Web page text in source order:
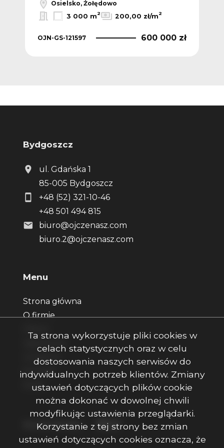
Osielsko, Żołędowo
3 000 m2 200,00 zł/m2
OJN-GS-121597 600 000 zł
Bydgoszcz
ul. Gdańska 1
85-005 Bydgoszcz
+48 (52) 321-10-46
+48 501 494 815
biuro@ojczenasz.com
biuro.2@ojczenasz.com
Menu
Strona główna
O firmie
Zgłoszenia
Ulubione
Kontakt
Rodo
Social Media Facebook
Facebook
Facebook
Ta strona wykorzystuje pliki cookies w
celach statystycznych oraz w celu
dostosowania naszych serwisów do
indywidualnych potrzeb klientów. Zmiany
ustawień dotyczących plików cookie
można dokonać w dowolnej chwili
modyfikując ustawienia przeglądarki.
Korzystanie z tej strony bez zmian
ustawień dotyczących cookies oznacza, że